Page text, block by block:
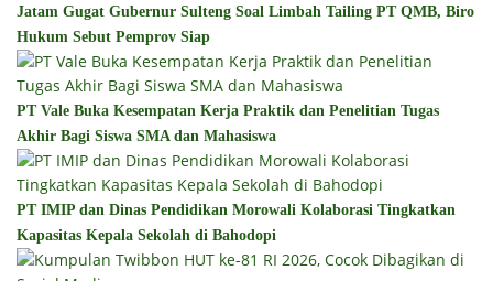
Jatam Gugat Gubernur Sulteng Soal Limbah Tailing PT QMB, Biro
Hukum Sebut Pemprov Siap
PT Vale Buka Kesempatan Kerja Praktik dan Penelitian Tugas
Akhir Bagi Siswa SMA dan Mahasiswa
PT IMIP dan Dinas Pendidikan Morowali Kolaborasi Tingkatkan
Kapasitas Kepala Sekolah di Bahodopi